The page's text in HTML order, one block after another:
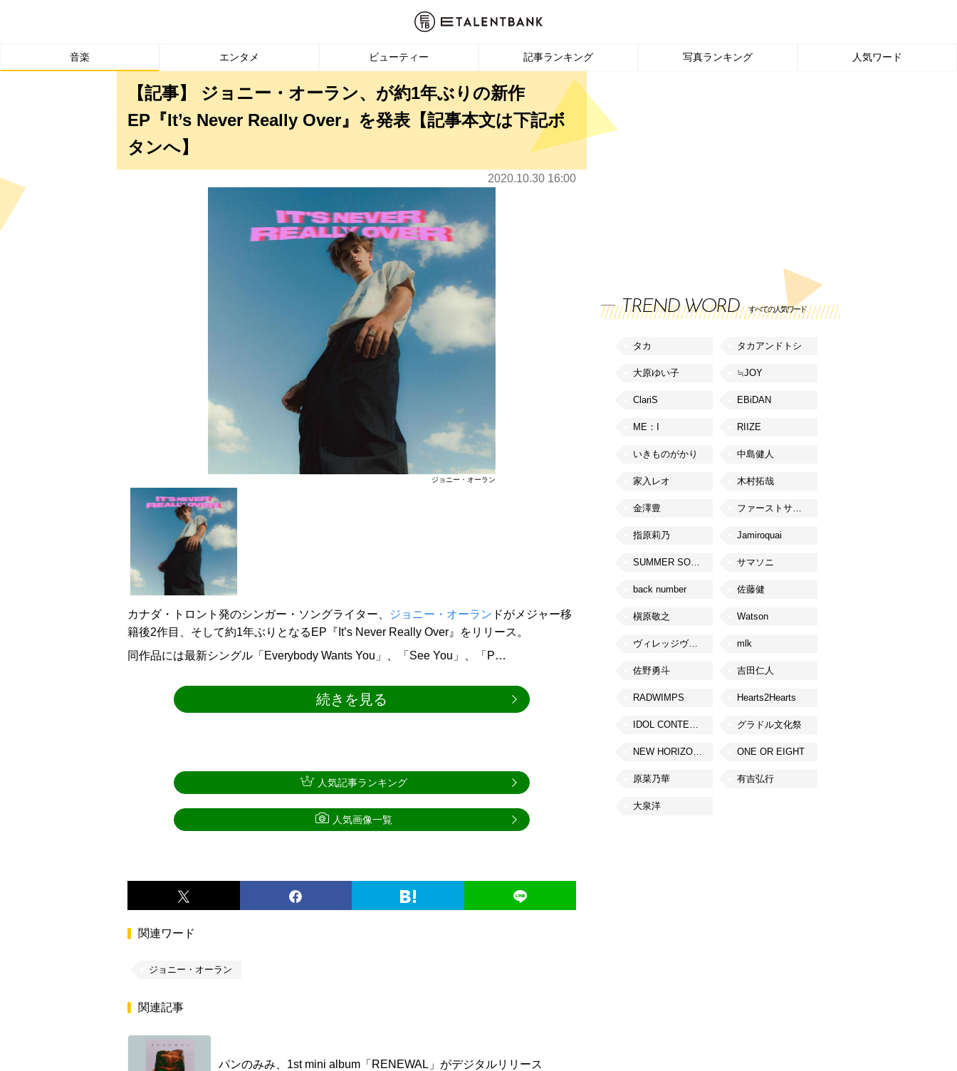
音楽 エンタメ ビューティー 記事ランキング 写真ランキング 人気ワード
【記事】 ジョニー・オーラン、が約1年ぶりの新作
EP『It’s Never Really Over』を発表【記事本文は下記ボ
タンへ】
2020.10.30 16:00
ジョニー・オーラン
カナダ・トロント発のシンガー・ソングライター、 ジョニー・オーラン ドがメジャー移
籍後2作目、そして約1年ぶりとなるEP『It’s Never Really Over』をリリース。
同作品には最新シングル「Everybody Wants You」、「See You」、「P…
続きを見る
関連ワード
ジョニー・オーラン
関連記事
パンのみみ、1st mini album「RENEWAL」がデジタルリリース
人気記事ランキング
人気画像一覧
TREND WORD すべての人気ワード
タカ タカアンドトシ
大原ゆい子 ≒JOY
ClariS EBiDAN
ME：I RIIZE
いきものがかり 中島健人
家入レオ 木村拓哉
金澤豊 ファーストサマーウイカ
指原莉乃 Jamiroquai
SUMMER SONIC サマソニ
back number 佐藤健
槇原敬之 Watson
ヴィレッジヴァンガード mlk
佐野勇斗 吉田仁人
RADWIMPS Hearts2Hearts
IDOL CONTENT EXPO グラドル文化祭
NEW HORIZON FEST ONE OR EIGHT
原菜乃華 有吉弘行
大泉洋